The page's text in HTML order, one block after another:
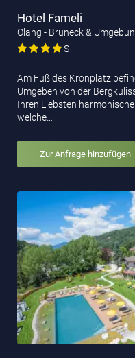
Hotel Fameli
Olang - Bruneck &
S
Am Fuß des Kronplatz
Umgeben von der
Ihren Liebsten
welche…
Zur Anfrage hinzufügen